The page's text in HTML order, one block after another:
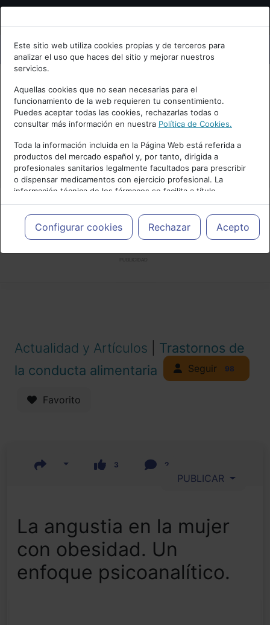
Bienvenid@ a psiquiatria.com
Escribe tu Email
Accede o regístrate con tu email.
Cancelar
Este sitio web utiliza cookies propias y de terceros para
analizar el uso que haces del sitio y mejorar nuestros
servicios.
Aquellas cookies que no sean necesarias para el
funcionamiento de la web requieren tu consentimiento.
Puedes aceptar todas las cookies, rechazarlas todas o
consultar más información en nuestra Política de Cookies.
Toda la información incluida en la Página Web está referida a
productos del mercado español y, por tanto, dirigida a
profesionales sanitarios legalmente facultados para prescribir
o dispensar medicamentos con ejercicio profesional. La
información técnica de los fármacos se facilita a título
meramente informativo, siendo responsabilidad de los
profesionales facultados prescribir medicamentos y decidir, en
cada caso concreto, el tratamiento más adecuado a las
necesidades del paciente.
Configurar cookies Rechazar Acepto
Actualidad y Artículos
Trastornos de
la conducta alimentaria
Seguir 98
Favorito
3 2
PUBLICAR
La angustia en la mujer
con obesidad. Un
enfoque psicoanalítico.